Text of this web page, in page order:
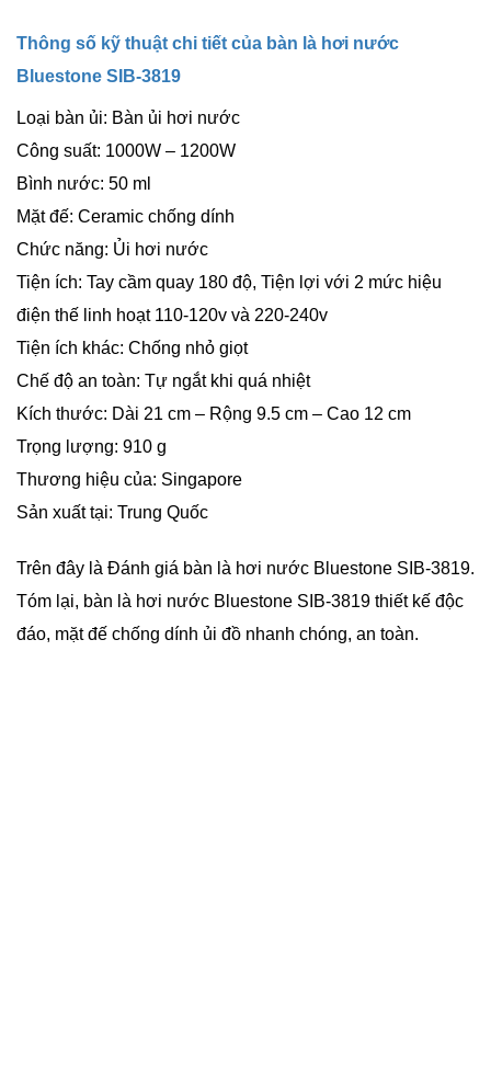
Thông số kỹ thuật chi tiết của bàn là hơi nước
Bluestone SIB-3819
Loại bàn ủi: Bàn ủi hơi nước
Công suất: 1000W – 1200W
Bình nước: 50 ml
Mặt đế: Ceramic chống dính
Chức năng: Ủi hơi nước
Tiện ích: Tay cầm quay 180 độ, Tiện lợi với 2 mức hiệu
điện thế linh hoạt 110-120v và 220-240v
Tiện ích khác: Chống nhỏ giọt
Chế độ an toàn: Tự ngắt khi quá nhiệt
Kích thước: Dài 21 cm – Rộng 9.5 cm – Cao 12 cm
Trọng lượng: 910 g
Thương hiệu của: Singapore
Sản xuất tại: Trung Quốc
Trên đây là Đánh giá bàn là hơi nước Bluestone SIB-3819.
Tóm lại, bàn là hơi nước Bluestone SIB-3819 thiết kế độc
đáo, mặt đế chống dính ủi đồ nhanh chóng, an toàn.